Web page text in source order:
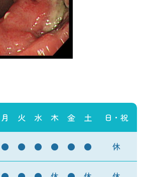
月 火 水 木 金 土 日・祝
● ● ● ● ● ● 休